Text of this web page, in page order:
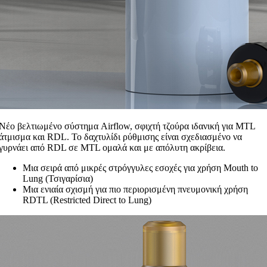
βελτιωμένο σύστημα Airflow, σφιχτή τζούρα ιδανική για MTL
και RDL. Το δαχτυλίδι ρύθμισης είναι σχεδιασμένο να
από RDL σε MTL ομαλά και με απόλυτη ακρίβεια.
Μια σειρά από μικρές στρόγγυλες εσοχές για χρήση Mouth to
Lung (Τσιγαρίσια)
Μια ενιαία σχισμή για πιο περιορισμένη πνευμονική χρήση
RDTL (Restricted Direct to Lung)